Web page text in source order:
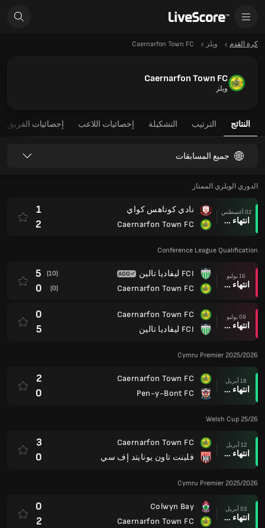
كرة القدم ويلز Caernarfon Town FC
Caernarfon Town FC
ويلز
النتائج الترتيب التشكيلة إحصائيات اللاعب إحصائيات الفريق
جميع المسابقات
الدوري الويلزي الممتاز
02 أغسطس
انتهاء وقت المباراة
نادي كوناهس كواي
Caernarfon Town FC
1
2
Conference League Qualification
16 يوليو
انتهاء وقت المباراة
FCI ليفاديا تالين
Caernarfon Town FC
(10)
5
(0)
0
09 يوليو
انتهاء وقت المباراة
Caernarfon Town FC
FCI ليفاديا تالين
0
5
Cymru Premier 2025/2026
18 أبريل
انتهاء وقت المباراة
Caernarfon Town FC
Pen-y-Bont FC
2
0
Welsh Cup 25/26
12 أبريل
انتهاء وقت المباراة
Caernarfon Town FC
فلينت تاون يونايتد إف سي
3
0
Cymru Premier 2025/2026
03 أبريل
انتهاء وقت المباراة
Colwyn Bay
Caernarfon Town FC
0
2